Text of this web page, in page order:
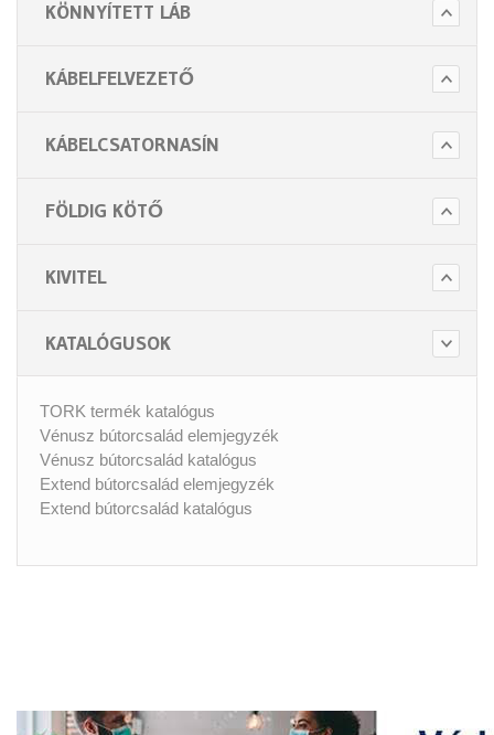
KÖNNYÍTETT LÁB
KÁBELFELVEZETŐ
KÁBELCSATORNASÍN
FÖLDIG KÖTŐ
KIVITEL
KATALÓGUSOK
TORK termék katalógus
Vénusz bútorcsalád elemjegyzék
Vénusz bútorcsalád katalógus
Extend bútorcsalád elemjegyzék
Extend bútorcsalád katalógus